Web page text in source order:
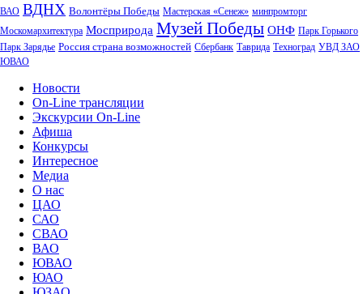
ВАО ВДНХ Волонтёры Победы Мастерская «Сенеж» минпромторг
Москомархитектура Мосприрода Музей Победы ОНФ Парк Горького
Парк Зарядье Россия страна возможностей Сбербанк Таврида Техноград УВД ЗАО
ЮВАО
Новости
On-Line трансляции
Экскурсии On-Line
Афиша
Конкурсы
Интересное
Медиа
О нас
ЦАО
САО
СВАО
ВАО
ЮВАО
ЮАО